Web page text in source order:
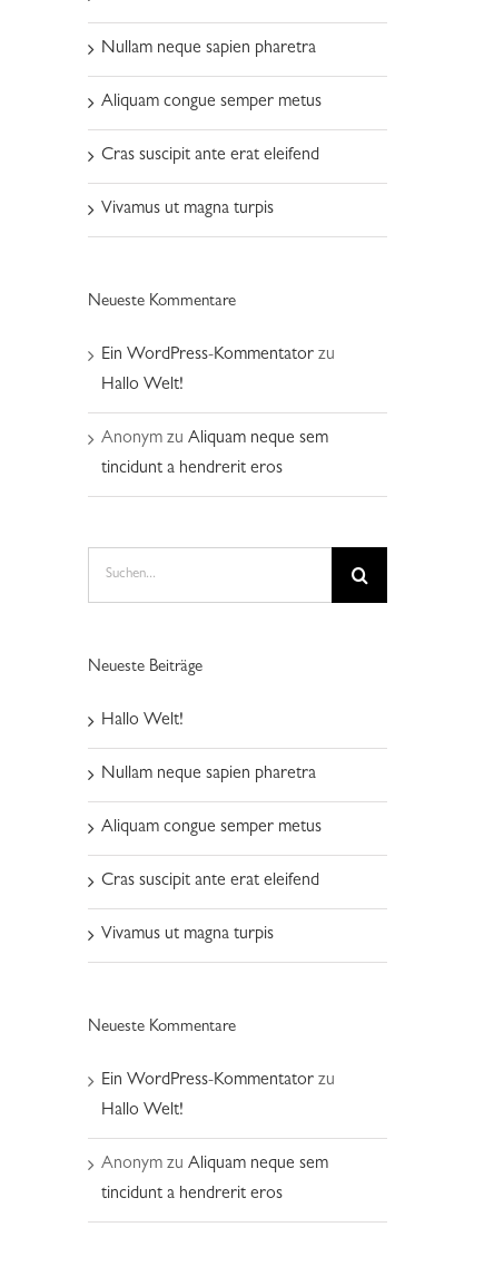
Nullam neque sapien pharetra
Aliquam congue semper metus
Cras suscipit ante erat eleifend
Vivamus ut magna turpis
Neueste Kommentare
Ein WordPress-Kommentatorzu
Hallo Welt!
Anonymzu Aliquam neque sem
tincidunt a hendrerit eros
Neueste Beiträge
Hallo Welt!
Nullam neque sapien pharetra
Aliquam congue semper metus
Cras suscipit ante erat eleifend
Vivamus ut magna turpis
Neueste Kommentare
Ein WordPress-Kommentatorzu
Hallo Welt!
Anonymzu Aliquam neque sem
tincidunt a hendrerit eros